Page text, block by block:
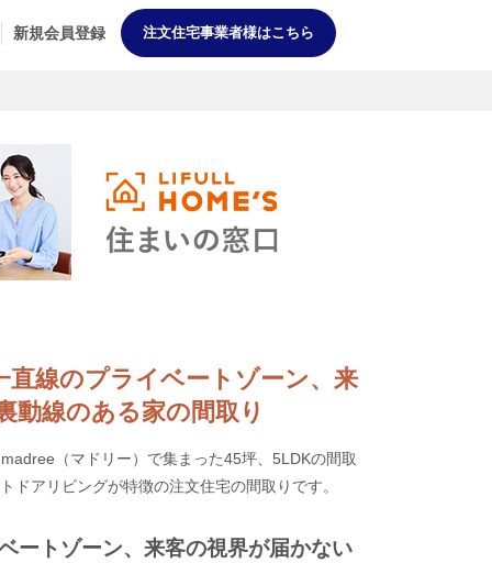
新規会員登録 注文住宅事業者様はこちら
直線のプライベートゾーン、来
動線のある家の間取り
（マドリー）で集まった45坪、5LDKの間取
ドアリビングが特徴の注文住宅の間取りです。
ートゾーン、来客の視界が届かない